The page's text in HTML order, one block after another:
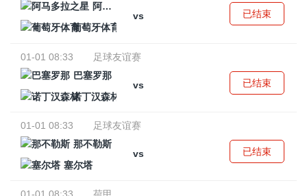
阿马多拉之星
vs
葡萄牙体育
已结束
01-01 08:33
足球友谊赛
巴塞罗那
vs
诺丁汉森林
已结束
01-01 08:33
足球友谊赛
那不勒斯
vs
塞尔塔
已结束